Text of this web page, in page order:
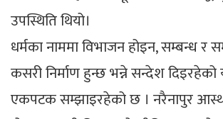
उपस्थिति थियो।
धर्मका नाममा विभाजन होइन, सम्बन्ध र
कसरी निर्माण हुन्छ भन्ने सन्देश
एकपटक सम्झाइरहेको छ । नरैनापुर